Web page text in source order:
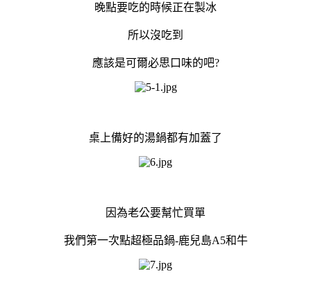
晚點要吃的時候正在製冰
所以沒吃到
應該是可爾必思口味的吧?
桌上備好的湯鍋都有加蓋了
因為老公要幫忙買單
我們第一次點超極品鍋-鹿兒島A5和牛